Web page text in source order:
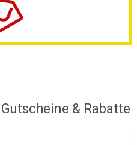
& Rabatte